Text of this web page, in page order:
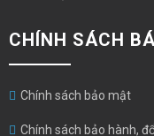
CHÍNH SÁCH
Chính sách bảo mật
Chính sách bảo hành,